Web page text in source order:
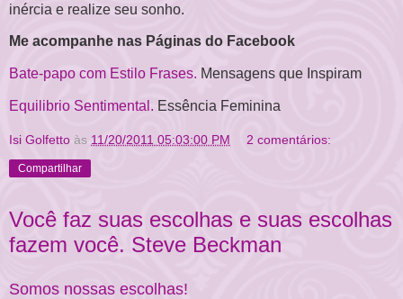
inércia e realize seu sonho.
Me acompanhe nas Páginas do Facebook
Bate-papo com Estilo Frases. Mensagens que Inspiram
Equilibrio Sentimental. Essência Feminina
Isi Golfetto às 11/20/2011 05:03:00 PM 2 comentários:
Compartilhar
Você faz suas escolhas e suas escolhas
fazem você. Steve Beckman
Somos nossas escolhas!